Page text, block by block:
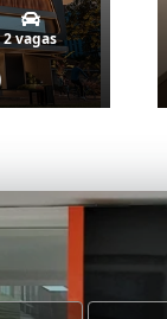
2 vagas